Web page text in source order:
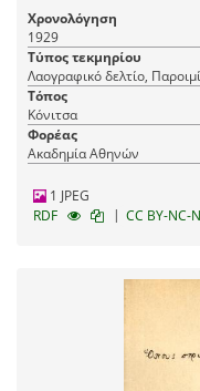
Χρονολόγηση
1929
Τύπος τεκμηρίου
Λαογραφικό δελτίο,
Τόπος
Κόνιτσα
Φορέας
Ακαδημία Αθηνών
1 JPEG
RDF
| CC BY-NC-